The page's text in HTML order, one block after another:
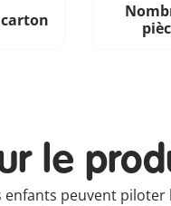
le
enfants peuvent